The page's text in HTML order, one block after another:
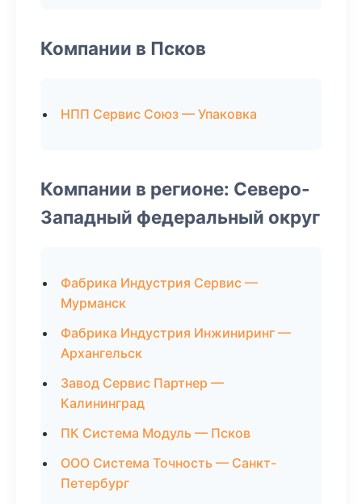
Компании в Псков
НПП Сервис Союз — Упаковка
Компании в регионе: Северо-
Западный федеральный округ
Фабрика Индустрия Сервис —
Мурманск
Фабрика Индустрия Инжиниринг —
Архангельск
Завод Сервис Партнер —
Калининград
ПК Система Модуль — Псков
ООО Система Точность — Санкт-
Петербург